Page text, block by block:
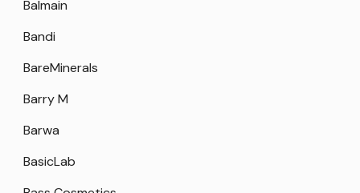
Balmain
Bandi
BareMinerals
Barry M
Barwa
BasicLab